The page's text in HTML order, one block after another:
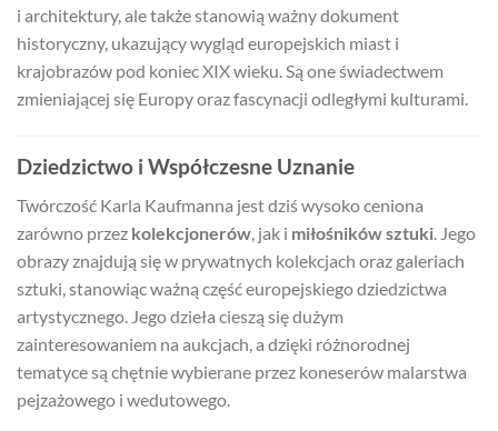
i architektury, ale także stanowią ważny dokument
historyczny, ukazujący wygląd europejskich miast i
krajobrazów pod koniec XIX wieku. Są one świadectwem
zmieniającej się Europy oraz fascynacji odległymi kulturami.
Dziedzictwo i Współczesne Uznanie
Twórczość Karla Kaufmanna jest dziś wysoko ceniona
zarówno przez kolekcjonerów , jak i miłośników sztuki . Jego
obrazy znajdują się w prywatnych kolekcjach oraz galeriach
sztuki, stanowiąc ważną część europejskiego dziedzictwa
artystycznego. Jego dzieła cieszą się dużym
zainteresowaniem na aukcjach, a dzięki różnorodnej
tematyce są chętnie wybierane przez koneserów malarstwa
pejzażowego i wedutowego.